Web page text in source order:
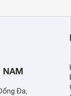
NAM
Đa,